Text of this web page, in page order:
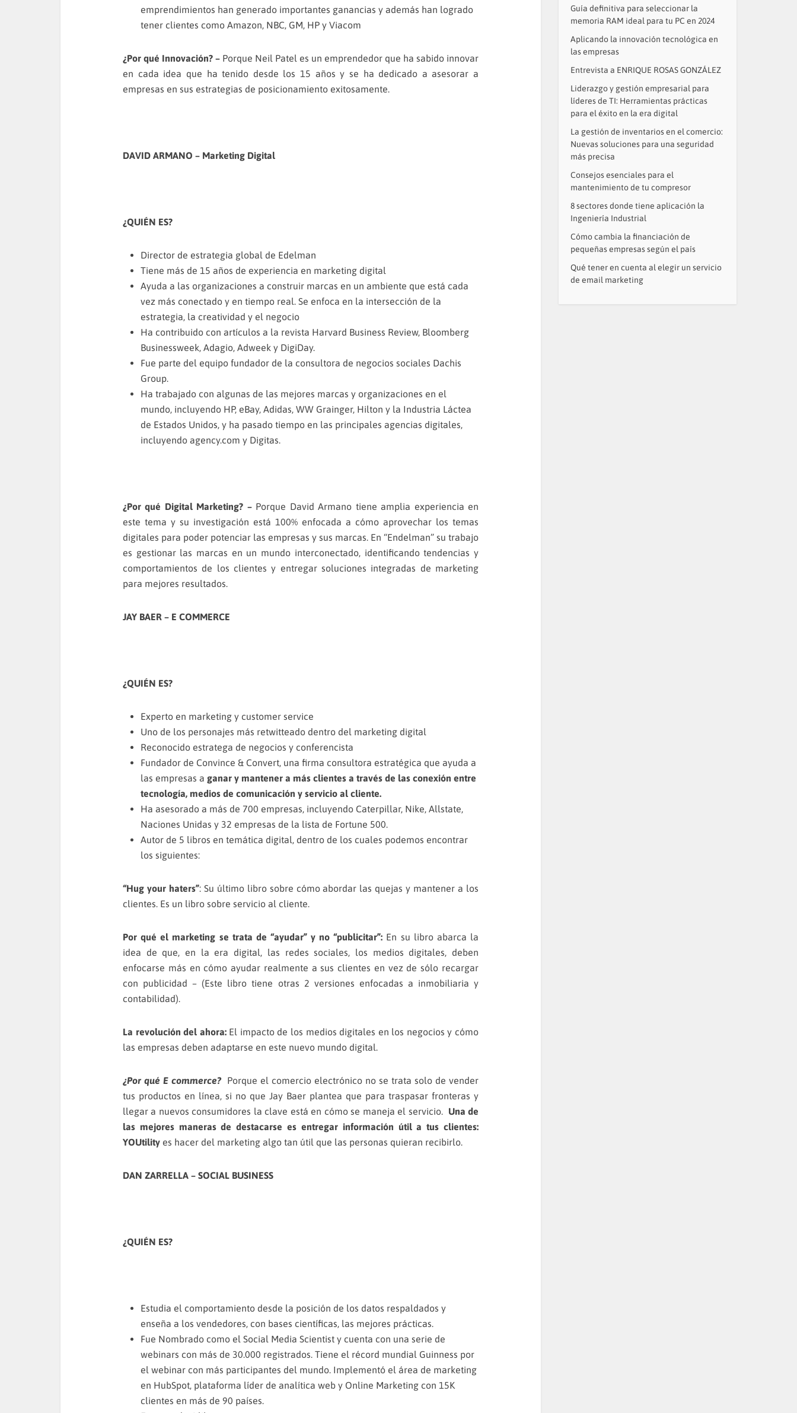
emprendimientos han generado importantes ganancias y además han logrado
tener clientes como Amazon, NBC, GM, HP y Viacom
¿Por qué Innovación? – Porque Neil Patel es un emprendedor que ha sabido innovar
en cada idea que ha tenido desde los 15 años y se ha dedicado a asesorar a
empresas en sus estrategias de posicionamiento exitosamente.
DAVID ARMANO – Marketing Digital
¿QUIÉN ES?
Director de estrategia global de Edelman
Tiene más de 15 años de experiencia en marketing digital
Ayuda a las organizaciones a construir marcas en un ambiente que está cada
vez más conectado y en tiempo real. Se enfoca en la intersección de la
estrategia, la creatividad y el negocio
Ha contribuido con artículos a la revista Harvard Business Review, Bloomberg
Businessweek, Adagio, Adweek y DigiDay.
Fue parte del equipo fundador de la consultora de negocios sociales Dachis
Group.
Ha trabajado con algunas de las mejores marcas y organizaciones en el
mundo, incluyendo HP, eBay, Adidas, WW Grainger, Hilton y la Industria Láctea
de Estados Unidos, y ha pasado tiempo en las principales agencias digitales,
incluyendo agency.com y Digitas.
¿Por qué Digital Marketing? – Porque David Armano tiene amplia experiencia en
este tema y su investigación está 100% enfocada a cómo aprovechar los temas
digitales para poder potenciar las empresas y sus marcas. En “Endelman” su trabajo
es gestionar las marcas en un mundo interconectado, identificando tendencias y
comportamientos de los clientes y entregar soluciones integradas de marketing
para mejores resultados.
JAY BAER – E COMMERCE
¿QUIÉN ES?
Experto en marketing y customer service
Uno de los personajes más retwitteado dentro del marketing digital
Reconocido estratega de negocios y conferencista
Fundador de Convince & Convert, una firma consultora estratégica que ayuda a
las empresas a ganar y mantener a más clientes a través de las conexión entre
tecnología, medios de comunicación y servicio al cliente.
Ha asesorado a más de 700 empresas, incluyendo Caterpillar, Nike, Allstate,
Naciones Unidas y 32 empresas de la lista de Fortune 500.
Autor de 5 libros en temática digital, dentro de los cuales podemos encontrar
los siguientes:
“Hug your haters”: Su último libro sobre cómo abordar las quejas y mantener a los
clientes. Es un libro sobre servicio al cliente.
Por qué el marketing se trata de “ayudar” y no “publicitar”: En su libro abarca la
idea de que, en la era digital, las redes sociales, los medios digitales, deben
enfocarse más en cómo ayudar realmente a sus clientes en vez de sólo recargar
con publicidad – (Este libro tiene otras 2 versiones enfocadas a inmobiliaria y
contabilidad).
La revolución del ahora: El impacto de los medios digitales en los negocios y cómo
las empresas deben adaptarse en este nuevo mundo digital.
¿Por qué E commerce? Porque el comercio electrónico no se trata solo de vender
tus productos en línea, si no que Jay Baer plantea que para traspasar fronteras y
llegar a nuevos consumidores la clave está en cómo se maneja el servicio. Una de
las mejores maneras de destacarse es entregar información útil a tus clientes:
YOUtility es hacer del marketing algo tan útil que las personas quieran recibirlo.
DAN ZARRELLA – SOCIAL BUSINESS
¿QUIÉN ES?
Estudia el comportamiento desde la posición de los datos respaldados y
enseña a los vendedores, con bases científicas, las mejores prácticas.
Fue Nombrado como el Social Media Scientist y cuenta con una serie de
webinars con más de 30.000 registrados. Tiene el récord mundial Guinness por
el webinar con más participantes del mundo. Implementó el área de marketing
en HubSpot, plataforma líder de analítica web y Online Marketing con 15K
clientes en más de 90 países.
Guía definitiva para seleccionar la
memoria RAM ideal para tu PC en 2024
Aplicando la innovación tecnológica en
las empresas
Entrevista a ENRIQUE ROSAS GONZÁLEZ
Liderazgo y gestión empresarial para
líderes de TI: Herramientas prácticas
para el éxito en la era digital
La gestión de inventarios en el comercio:
Nuevas soluciones para una seguridad
más precisa
Consejos esenciales para el
mantenimiento de tu compresor
8 sectores donde tiene aplicación la
Ingeniería Industrial
Cómo cambia la financiación de
pequeñas empresas según el país
Qué tener en cuenta al elegir un servicio
de email marketing